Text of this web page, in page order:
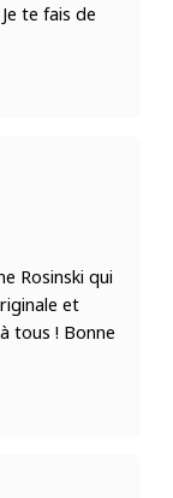
te fais de
Rosinski qui
et
tous ! Bonne